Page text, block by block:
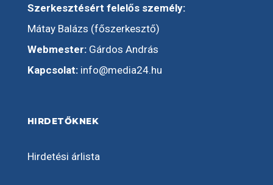
Szerkesztésért felelős személy:
Mátay Balázs (főszerkesztő)
Webmester:Gárdos András
Kapcsolat: info@media24.hu
HIRDETŐKNEK
Hirdetési árlista